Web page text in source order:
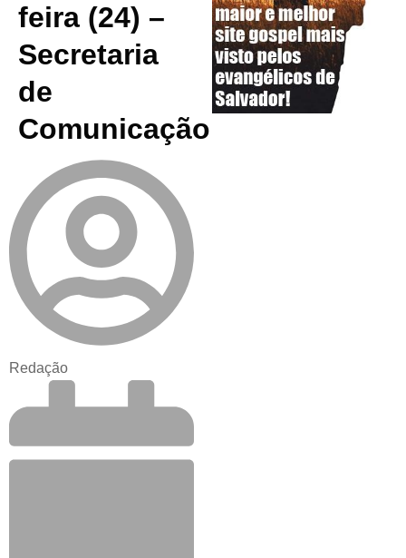
feira (24) –
Secretaria
de
Comunicação
Redação